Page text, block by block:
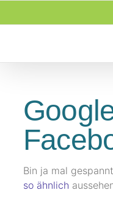
Inhalt
Bin ja mal
so ähnlich